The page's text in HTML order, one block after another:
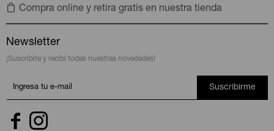
Compra online y retira gratis en nuestra tienda
Newsletter
¡Suscribite y recibí todas nuestras novedades!
Suscribirme
 